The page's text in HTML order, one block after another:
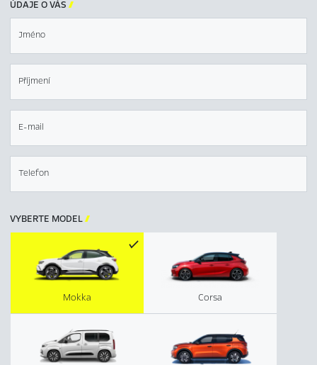
ÚDAJE O VÁS 
Jméno
Příjmení
E-mail
Telefon
VYBERTE MODEL
Corsa
Mokka